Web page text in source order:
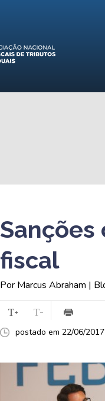
fiscal
Por Marcus Abraham |
postado em 22/06/